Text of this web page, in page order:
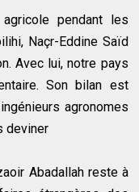
pendant les
Naçr-Eddine Saïd
Avec lui, notre pays
Son bilan est
agronomes
deviner
Abadallah reste à